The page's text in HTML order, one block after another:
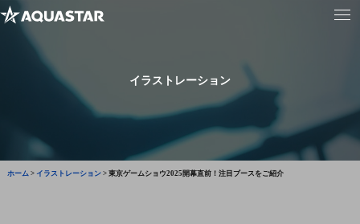
イラストレーション
ホーム> イラストレーション> 東京ゲームショウ2025開幕直前！注目ブースをご紹介